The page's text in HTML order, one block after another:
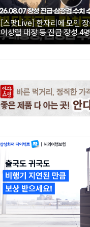
[스팟Live] 한자리에 모인
이상렬 대장 등 진급 장성 4
직접 수여｜26.08.07 장성